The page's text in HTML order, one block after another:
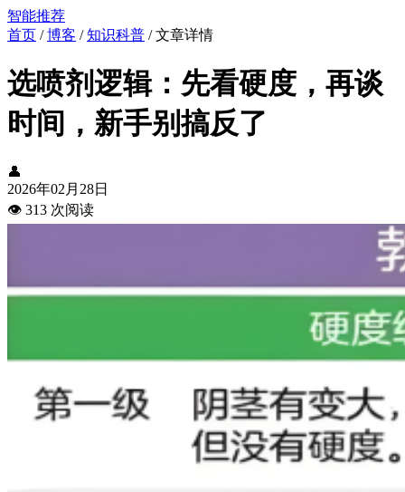
智能推荐
首页 /博客 /知识科普 /文章详情
选喷剂逻辑：先看硬度，再谈
时间，新手别搞反了
👤
2026年02月28日
👁️ 313 次阅读